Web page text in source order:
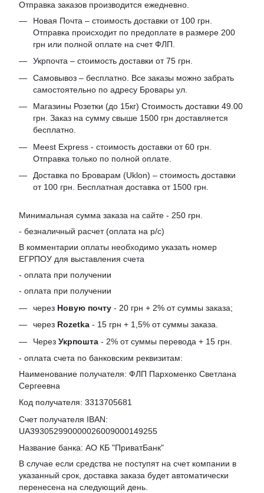
Отправка заказов производится ежедневно.
Новая Почта – стоимость доставки от 100 грн.
Отправка происходит по предоплате в размере 200
грн или полной оплате на счет ФЛП.
Укрпочта – стоимость доставки от 75 грн.
Самовывоз – бесплатно. Все заказы можно забрать
самостоятельно по адресу Бровары ул.
Магазины Розетки (до 15кг) Стоимость доставки 49.00
грн. Заказ на сумму свыше 1500 грн доставляется
бесплатно.
Meest Express - стоимость доставки от 60 грн.
Отправка только по полной оплате.
Доставка по Броварам (Uklon) – стоимость доставки
от 100 грн. Бесплатная доставка от 1500 грн.
Минимальная сумма заказа на сайте - 250 грн.
- безналичный расчет (оплата на р/с)
В комментарии оплаты необходимо указать номер
ЕГРПОУ для выставления счета
- оплата при получении
- оплата при получении
через Новую почту - 20 грн + 2% от суммы заказа;
через Rozetka - 15 грн + 1,5% от суммы заказа.
Через Укрпошта - 2% от суммы перевода + 15 грн.
- оплата счета по банковским реквизитам:
Наименование получателя: ФЛП Пархоменко Светлана
Сергеевна
Код получателя: 3313705681
Счет получателя IBAN:
UA393052990000026009000149255
Название банка: АО КБ "ПриватБанк"
В случае если средства не поступят на счет компании в
указанный срок, доставка заказа будет автоматически
перенесена на следующий день.